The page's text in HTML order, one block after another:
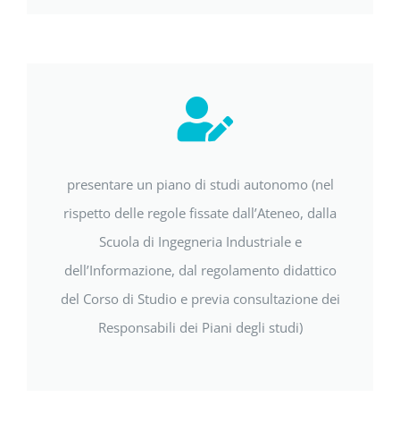
presentare un piano di studi autonomo (nel
rispetto delle regole fissate dall’Ateneo, dalla
Scuola di Ingegneria Industriale e
dell’Informazione, dal regolamento didattico
del Corso di Studio e previa consultazione dei
Responsabili dei Piani degli studi)